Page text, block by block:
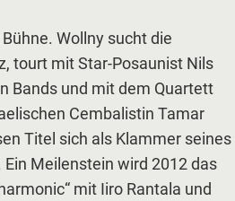
Wollny sucht die
tourt mit Star-Posaunist Nils
Bands und mit dem Quartett
Cembalistin Tamar
Titel sich als Klammer seines
Meilenstein wird 2012 das
mit Iiro Rantala und